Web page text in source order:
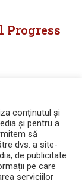
conținutul și
și pentru a
să
dvs. a site-
de publicitate
pe care
serviciilor
Progress